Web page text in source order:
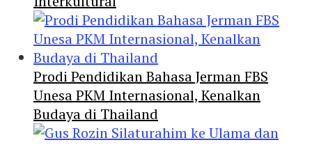
Prodi Pendidikan Bahasa Jerman FBS
Unesa PKM Internasional, Kenalkan
Budaya di Thailand